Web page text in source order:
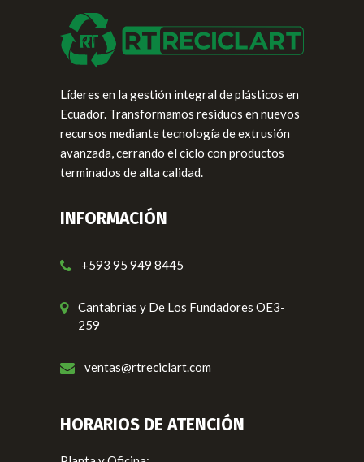
Líderes en la gestión integral de plásticos en
Ecuador. Transformamos residuos en nuevos
recursos mediante tecnología de extrusión
avanzada, cerrando el ciclo con productos
terminados de alta calidad.
INFORMACIÓN
+593 95 949 8445
Cantabrias y De Los Fundadores OE3-
259
ventas@rtreciclart.com
HORARIOS DE ATENCIÓN